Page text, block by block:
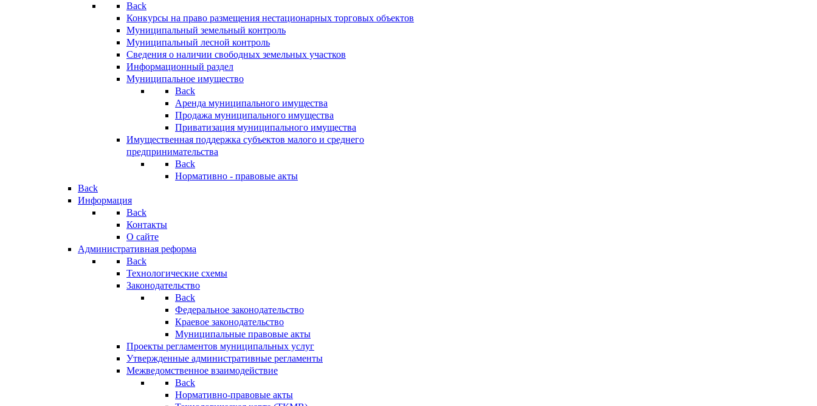
Back
Конкурсы на право размещения нестационарных торговых объектов
Муниципальный земельный контроль
Муниципальный лесной контроль
Сведения о наличии свободных земельных участков
Информационный раздел
Муниципальное имущество
Back
Аренда муниципального имущества
Продажа муниципального имущества
Приватизация муниципального имущества
Имущественная поддержка субъектов малого и среднего
предпринимательства
Back
Нормативно - правовые акты
Back
Информация
Back
Контакты
О сайте
Административная реформа
Back
Технологические схемы
Законодательство
Back
Федеральное законодательство
Краевое законодательство
Муниципальные правовые акты
Проекты регламентов муниципальных услуг
Утвержденные административные регламенты
Межведомственное взаимодействие
Back
Нормативно-правовые акты